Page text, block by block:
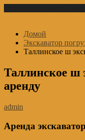
Домой
Экскаватор
Таллинское ш
Таллинское ш
аренду
admin
Аренда